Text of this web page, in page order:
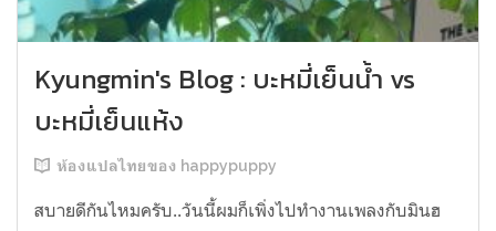
Kyungmin's Blog : บะหมี่เย็นน้ำ vs
บะหมี่เย็นแห้ง
ห้องแปลไทยของ happypuppy
สบายดีกันไหมครับ..วันนี้ผมก็เพิ่งไปทำงานเพลงกับมินฮ